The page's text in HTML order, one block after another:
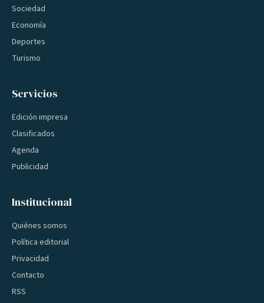
Sociedad
Economía
Deportes
Turismo
Servicios
Edición impresa
Clasificados
Agenda
Publicidad
Institucional
Quiénes somos
Política editorial
Privacidad
Contacto
RSS